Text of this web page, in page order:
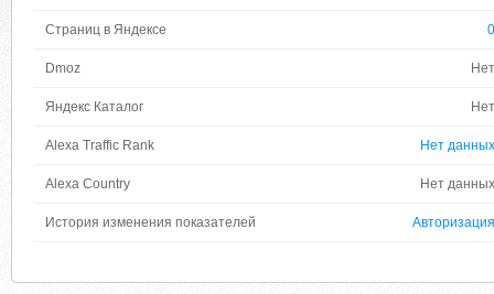
Страниц в Яндексе 0
Dmoz Нет
Яндекс Каталог Нет
Alexa Traffic Rank Нет данных
Alexa Country Нет данных
История изменения показателей Авторизация